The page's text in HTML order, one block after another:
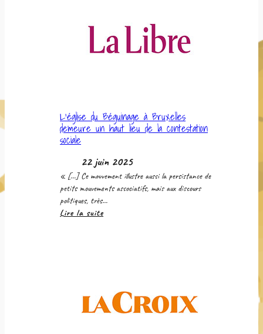
L’église du Béguinage à Bruxelles
demeure un haut lieu de la contestation
sociale
22 juin 2025
« […] Ce mouvement illustre aussi la persistance de
petits mouvements associatifs, mais aux discours
politiques, très…
Lire la suite:
un
haut